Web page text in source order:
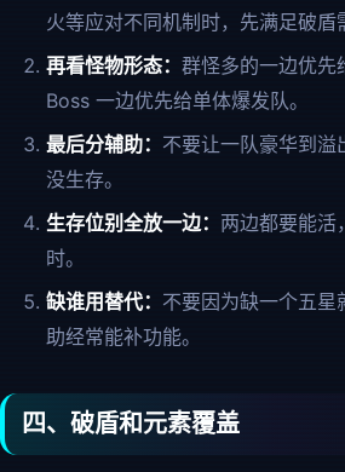
火等应对不同机制时，先满足破盾
再看怪物形态： 群怪多的一边优先
Boss 一边优先给单体爆发队。
最后分辅助： 不要让一队豪华到溢
没生存。
生存位别全放一边： 两边都要能活
时。
缺谁用替代： 不要因为缺一个五星
助经常能补功能。
四、破盾和元素覆盖